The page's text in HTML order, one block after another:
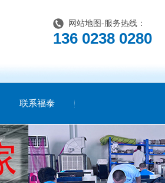
网站地图 -服务热线：
136 0238 0280
联系福泰